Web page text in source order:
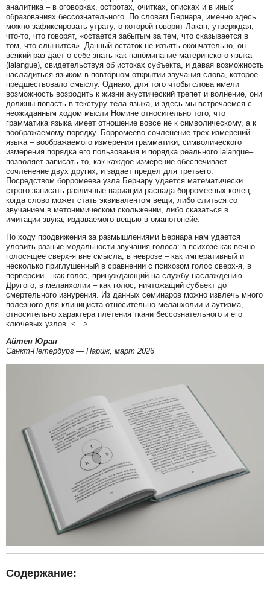
аналитика – в оговорках, остротах, очитках, описках и в иных
образованиях бессознательного. По словам Бернара, именно здесь
можно зафиксировать утрату, о которой говорит Лакан, утверждая,
что-то, что говорят, «остается забытым за тем, что сказывается в
том, что слышится». Данный остаток не изъять окончательно, он
всякий раз дает о себе знать как напоминание материнского языка
(lalangue), свидетельствуя об истоках субъекта, и давая возможность
насладиться языком в повторном открытии звучания слова, которое
предшествовало смыслу. Однако, для того чтобы слова имели
возможность возродить к жизни акустический трепет и волнение, они
должны попасть в текстуру тела языка, и здесь мы встречаемся с
неожиданным ходом мысли Номине относительно того, что
грамматика языка имеет отношение вовсе не к символическому, а к
воображаемому порядку. Борромеево сочленение трех измерений
языка – воображаемого измерения грамматики, символического
измерения порядка его пользования и порядка реального lalangue–
позволяет записать то, как каждое измерение обеспечивает
сочленение двух других, и задает предел для третьего.
Посредством борромеева узла Бернару удается математически
строго записать различные вариации распада борромеевых колец,
когда слово может стать эквивалентом вещи, либо слиться со
звучанием в метонимическом скольжении, либо сказаться в
имитации звука, издаваемого вещью в оманотопейе.
По ходу продвижения за размышлениями Бернара нам удается
уловить разные модальности звучания голоса: в психозе как вечно
голосящее сверх-я вне смысла, в неврозе – как императивный и
несколько приглушенный в сравнении с психозом голос сверх-я, в
перверсии – как голос, принуждающий на службу наслаждению
Другого, в меланхолии – как голос, ничтожащий субъект до
смертельного изнурения. Из данных семинаров можно извлечь много
полезного для клинициста относительно меланхолии и аутизма,
относительно характера плетения ткани бессознательного и его
ключевых узлов. <...>
Айтен Юран
Санкт-Петербург — Париж, март 2026
Содержание: